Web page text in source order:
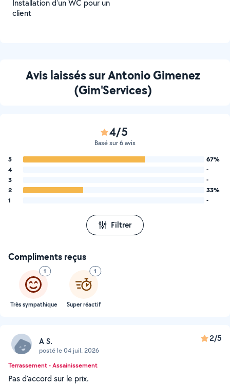
Installation d'un WC pour un
client
Avis laissés sur Antonio Gimenez
(Gim'Services)
4/5
Basé sur 6 avis
5
67%
4
-
3
-
2
33%
1
-
Filtrer
Compliments reçus
1
Très sympathique
1
Super réactif
A S.
posté le 04 juil. 2026
2/5
Terrassement - Assainissement
Pas d'accord sur le prix.